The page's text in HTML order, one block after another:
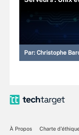
Par: Christophe
À Propos
Charte